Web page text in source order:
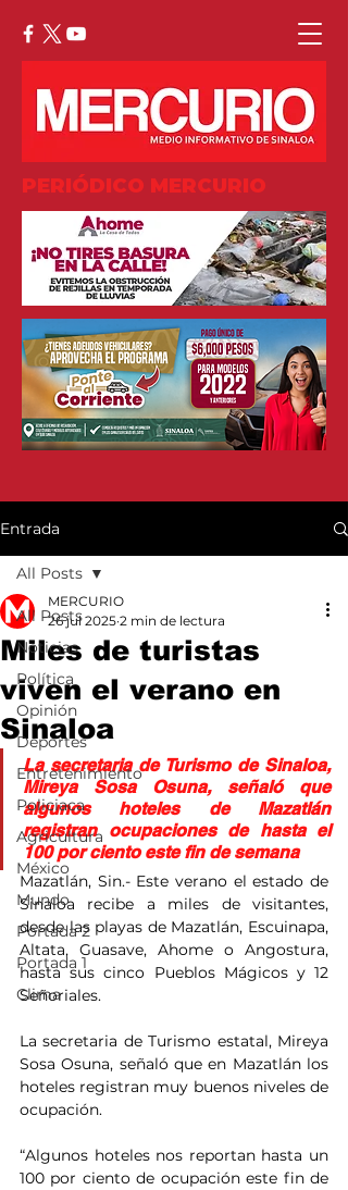
PERIÓDICO MERCURIO
Entrada
All Posts
Noticias
Política
Opinión
Deportes
Entretenimiento
Policiaca
Agricultura
México
Mundo
Portada 2
Portada 1
Clima
All Posts
Miles de turistas
viven el verano en
Sinaloa
MERCURIO
26 jul 2025 2 min de lectura
La secretaria de Turismo de Sinaloa,
Mireya Sosa Osuna, señaló que
algunos hoteles de Mazatlán
registran ocupaciones de hasta el
100 por ciento este fin de semana
Mazatlán, Sin.- Este verano el estado de
Sinaloa recibe a miles de visitantes,
desde las playas de Mazatlán, Escuinapa,
Altata, Guasave, Ahome o Angostura,
hasta sus cinco Pueblos Mágicos y 12
Señoriales.
La secretaria de Turismo estatal, Mireya
Sosa Osuna, señaló que en Mazatlán los
hoteles registran muy buenos niveles de
ocupación.
“Algunos hoteles nos reportan hasta un
100 por ciento de ocupación este fin de